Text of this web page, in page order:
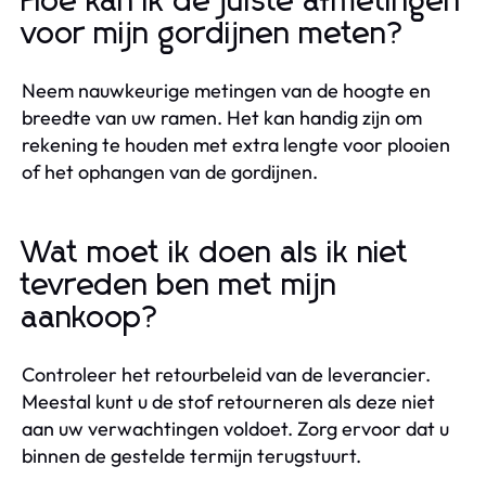
voor mijn gordijnen meten?
Neem nauwkeurige metingen van de hoogte en
breedte van uw ramen. Het kan handig zijn om
rekening te houden met extra lengte voor plooien
of het ophangen van de gordijnen.
Wat moet ik doen als ik niet
tevreden ben met mijn
aankoop?
Controleer het retourbeleid van de leverancier.
Meestal kunt u de stof retourneren als deze niet
aan uw verwachtingen voldoet. Zorg ervoor dat u
binnen de gestelde termijn terugstuurt.